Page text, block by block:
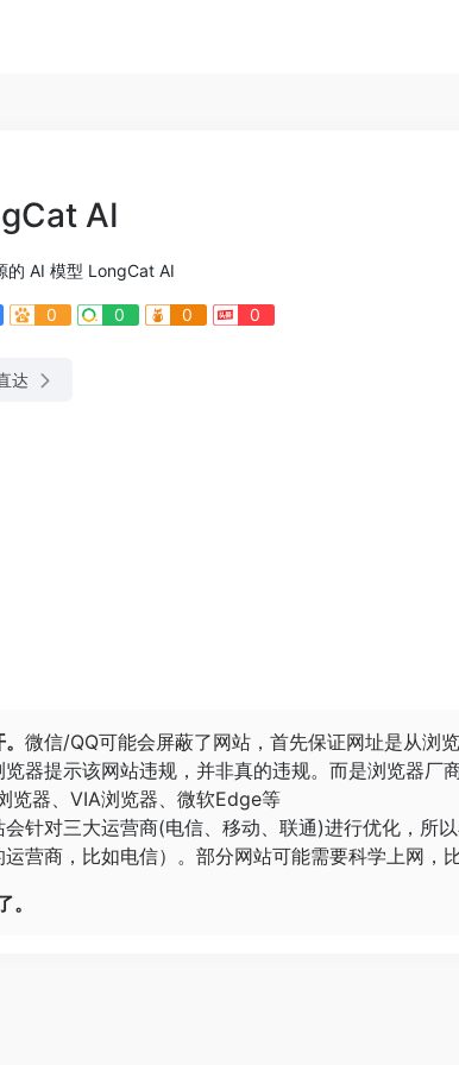
AI
的 AI 模型 LongCat AI
0 0 0 0
达
微信/QQ可能会屏蔽了网站，首先保证网址是从浏
览器提示该网站违规，并非真的违规。而是浏览器
览器 VIA浏览器 微软Edge等
会针对三大运营商(电信、移动、联通)进行优化，所
营商，比如电信）。部分网站可能需要科学上网，